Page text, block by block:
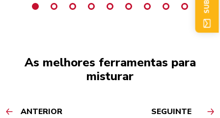
As melhores ferramentas para
misturar
ANTERIOR SEGUINTE